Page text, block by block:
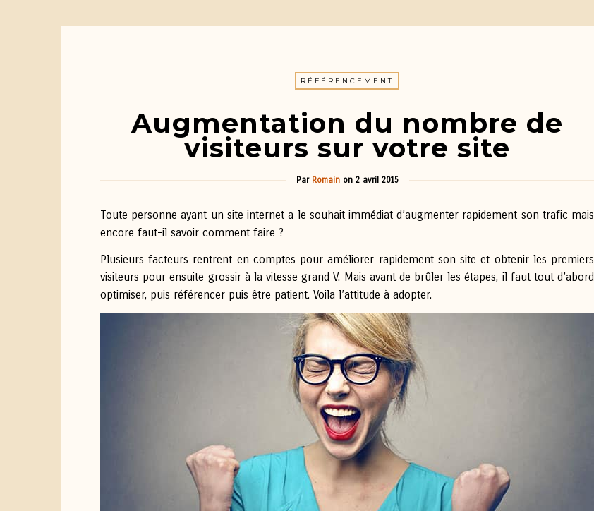
RÉFÉRENCEMENT
Augmentation du nombre de
visiteurs sur votre site
Par Romain on 2 avril 2015
Toute personne ayant un site internet a le souhait immédiat d’augmenter rapidement son trafic mais
encore faut-il savoir comment faire ?
Plusieurs facteurs rentrent en comptes pour améliorer rapidement son site et obtenir les premiers
visiteurs pour ensuite grossir à la vitesse grand V. Mais avant de brûler les étapes, il faut tout d’abord
optimiser, puis référencer puis être patient. Voila l’attitude à adopter.